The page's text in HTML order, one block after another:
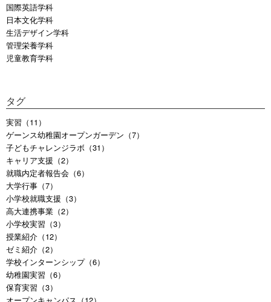
国際英語学科
日本文化学科
生活デザイン学科
管理栄養学科
児童教育学科
タグ
実習（11）
ゲーンス幼稚園オープンガーデン（7）
子どもチャレンジラボ（31）
キャリア支援（2）
就職内定者報告会（6）
大学行事（7）
小学校就職支援（3）
高大連携事業（2）
小学校実習（3）
授業紹介（12）
ゼミ紹介（2）
学校インターンシップ（6）
幼稚園実習（6）
保育実習（3）